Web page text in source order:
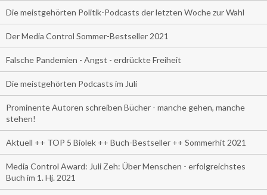
Die meistgehörten Politik-Podcasts der letzten Woche zur Wahl
Der Media Control Sommer-Bestseller 2021
Falsche Pandemien - Angst - erdrückte Freiheit
Die meistgehörten Podcasts im Juli
Prominente Autoren schreiben Bücher - manche gehen, manche
stehen!
Aktuell ++ TOP 5 Biolek ++ Buch-Bestseller ++ Sommerhit 2021
Media Control Award: Juli Zeh: Über Menschen - erfolgreichstes
Buch im 1. Hj. 2021